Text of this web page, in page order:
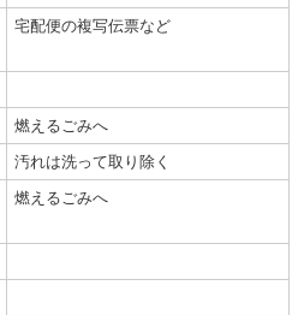
宅配便の複写伝票など
燃えるごみへ
汚れは洗って取り除く
燃えるごみへ